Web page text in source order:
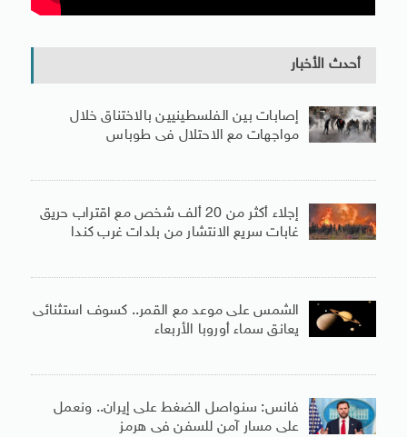
أحدث الأخبار
إصابات بين الفلسطينيين بالاختناق خلال
مواجهات مع الاحتلال فى طوباس
إجلاء أكثر من 20 ألف شخص مع اقتراب حريق
غابات سريع الانتشار من بلدات غرب كندا
الشمس على موعد مع القمر.. كسوف استثنائى
يعانق سماء أوروبا الأربعاء
فانس: سنواصل الضغط على إيران.. ونعمل
على مسار آمن للسفن فى هرمز